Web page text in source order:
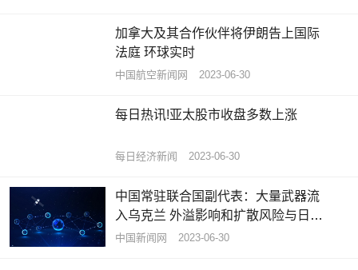
加拿大及其合作伙伴将伊朗告上国际
法庭 环球实时
中国航空新闻网 2023-06-30
每日热讯!亚太股市收盘多数上涨
每日经济新闻 2023-06-30
中国常驻联合国副代表：大量武器流
入乌克兰 外溢影响和扩散风险与日俱
增 世界热议
中国新闻网 2023-06-30